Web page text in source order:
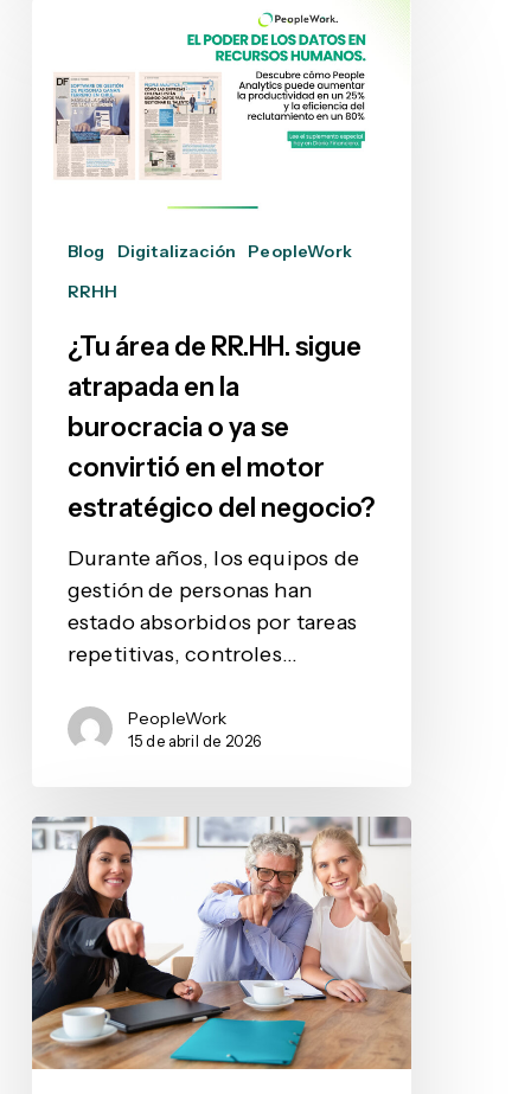
de
RR.HH.
sigue
atrapada
burocracia
convirtió
estratégico
negocio?
Blog Digitalización
PeopleWork
RRHH
¿Tu área de RR.HH. sigue
atrapada en la
burocracia o ya se
convirtió en el motor
estratégico del negocio?
Durante años, los equipos de
gestión de personas han
estado absorbidos por tareas
repetitivas, controles…
PeopleWork
15 de abril de 2026
Cambio
claves
en
la
gestión
de
personas
con